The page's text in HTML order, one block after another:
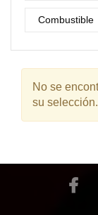
Combustible
No se
su selección.